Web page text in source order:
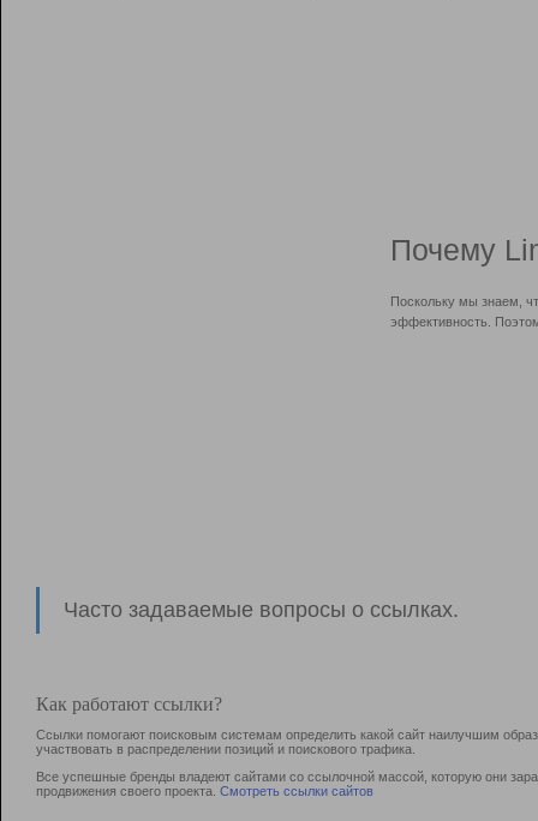
Почему
Поскольку мы знаем,
эффективность.
Часто задаваемые вопросы о ссылках.
Как работают ссылки?
Ссылки помогают поисковым системам определить какой сайт наилучшим
участвовать в раcпределении позиций и поискового трафика.
Все успешные бренды владеют сайтами со ссылочной массой, которую они
продвижения своего проекта. Смотреть ссылки сайтов